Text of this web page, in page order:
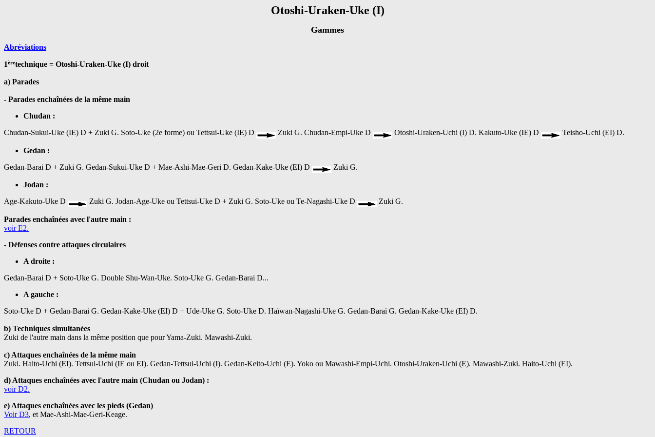
Otoshi-Uraken-Uke (I)
Gammes
Abréviations
1èretechnique = Otoshi-Uraken-Uke (I) droit
a) Parades
- Parades enchaînées de la même main
Chudan :
Chudan-Sukui-Uke (IE) D + Zuki G. Soto-Uke (2e forme) ou Tettsui-Uke (IE) D
Zuki G. Chudan-Empi-Uke D Otoshi-Uraken-Uchi (I) D. Kakuto-Uke (IE) D Teisho-Uchi (EI) D.
Gedan :
Gedan-Barai D + Zuki G. Gedan-Sukui-Uke D + Mae-Ashi-Mae-Geri D. Gedan-Kake-Uke (EI) D
Zuki G.
Jodan :
Age-Kakuto-Uke D
Zuki G. Jodan-Age-Uke ou Tettsui-Uke D + Zuki G. Soto-Uke ou Te-Nagashi-Uke D Zuki G.
Parades enchaînées avec l'autre main :
voir E2.
- Défenses contre attaques circulaires
A droite :
Gedan-Barai D + Soto-Uke G. Double Shu-Wan-Uke. Soto-Uke G. Gedan-Barai D...
A gauche :
Soto-Uke D + Gedan-Barai G. Gedan-Kake-Uke (EI) D + Ude-Uke G. Soto-Uke D. Haïwan-Nagashi-Uke G. Gedan-Baraï G. Gedan-Kake-Uke (EI) D.
b) Techniques simultanées
Zuki de l'autre main dans la même position que pour Yama-Zuki. Mawashi-Zuki.
c) Attaques enchaînées de la même main
Zuki. Haito-Uchi (EI). Tettsui-Uchi (IE ou EI). Gedan-Tettsui-Uchi (I). Gedan-Keito-Uchi (E). Yoko ou Mawashi-Empi-Uchi. Otoshi-Uraken-Uchi (E). Mawashi-Zuki. Haito-Uchi (EI).
d) Attaques enchaînées avec l'autre main (Chudan ou Jodan) :
voir D2.
e) Attaques enchaînées avec les pieds (Gedan)
Voir D3, et Mae-Ashi-Mae-Geri-Keage.
RETOUR